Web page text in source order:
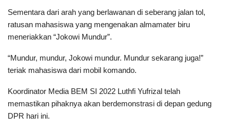
Sementara dari arah yang berlawanan di seberang jalan tol,
ratusan mahasiswa yang mengenakan almamater biru
meneriakkan “Jokowi Mundur”.
“Mundur, mundur, Jokowi mundur. Mundur sekarang juga!”
teriak mahasiswa dari mobil komando.
Koordinator Media BEM SI 2022 Luthfi Yufrizal telah
memastikan pihaknya akan berdemonstrasi di depan gedung
DPR hari ini.